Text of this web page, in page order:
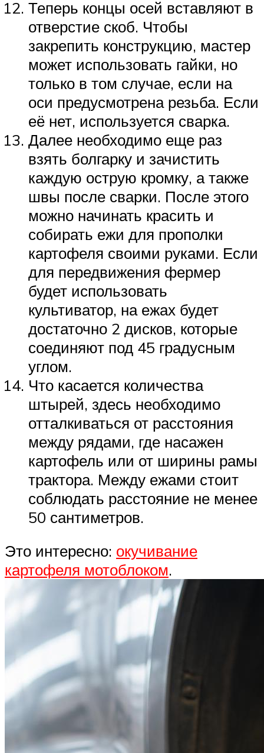
Теперь концы осей вставляют в
отверстие скоб. Чтобы
закрепить конструкцию, мастер
может использовать гайки, но
только в том случае, если на
оси предусмотрена резьба. Если
её нет, используется сварка.
Далее необходимо еще раз
взять болгарку и зачистить
каждую острую кромку, а также
швы после сварки. После этого
можно начинать красить и
собирать ежи для прополки
картофеля своими руками. Если
для передвижения фермер
будет использовать
культиватор, на ежах будет
достаточно 2 дисков, которые
соединяют под 45 градусным
углом.
Что касается количества
штырей, здесь необходимо
отталкиваться от расстояния
между рядами, где насажен
картофель или от ширины рамы
трактора. Между ежами стоит
соблюдать расстояние не менее
50 сантиметров.
Это интересно: окучивание
картофеля мотоблоком.